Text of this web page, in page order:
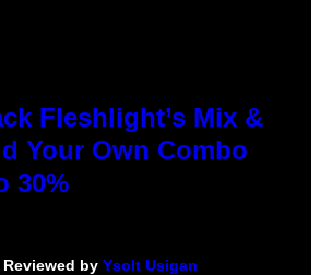
Fleshlight’s Mix &
Your Own Combo
30%
Reviewed by Ysolt Usigan